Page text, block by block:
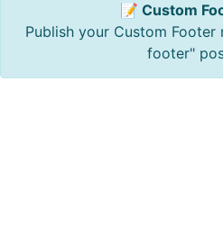
📝 Custom
Publish your Custom
footer"